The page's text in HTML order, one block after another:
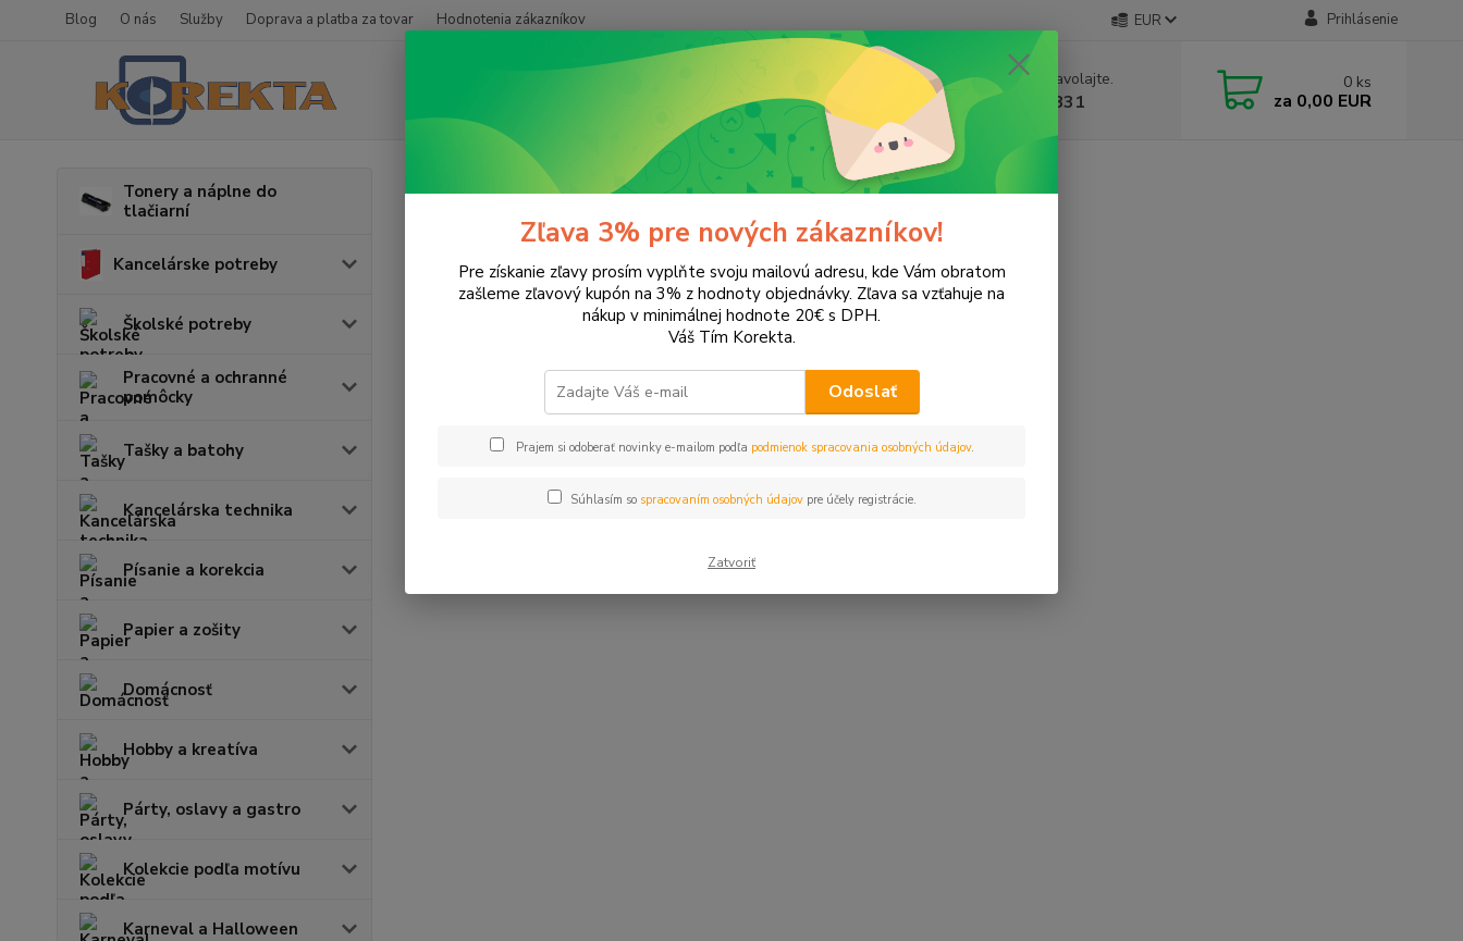
Blog O nás Služby Doprava a platba za tovar Hodnotenia zákazníkov EUR Prihlásenie
Neviete si rady? Zavolajte.
+421 905 615 831
0 ks
za 0,00 EUR
Tonery a náplne do
tlačiarní
Kancelárske potreby
Školské potreby
Pracovné a ochranné
pomôcky
Tašky a batohy
Kancelárska technika
Písanie a korekcia
Papier a zošity
Domácnosť
Hobby a kreatíva
Párty, oslavy a gastro
Kolekcie podľa motívu
Karneval a Halloween
Tonery a náplne do tlačiarní Hewlett Packard HP LaserJet LaserJet P4515
LaserJet P4515
V tejto kategórii nebol nájdený žiadny tovar.
Zľava 3% pre nových zákazníkov!
Pre získanie zľavy prosím vyplňte svoju mailovú adresu, kde Vám obratom
zašleme zľavový kupón na 3% z hodnoty objednávky. Zľava sa vzťahuje na
nákup v minimálnej hodnote 20€ s DPH.
Váš Tím Korekta.
Odoslať
Prajem si odoberať novinky e-mailom podľa podmienok spracovania osobných údajov.
Súhlasím so spracovaním osobných údajovpre účely registrácie.
Zatvoriť